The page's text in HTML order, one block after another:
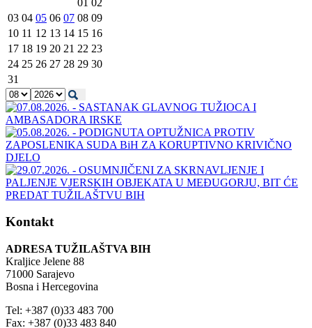
03 04 05 06 07 08 09
10 11 12 13 14 15 16
17 18 19 20 21 22 23
24 25 26 27 28 29 30
31
Kontakt
ADRESA TUŽILAŠTVA BIH
Kraljice Jelene 88
71000 Sarajevo
Bosna i Hercegovina
Tel: +387 (0)33 483 700
Fax: +387 (0)33 483 840